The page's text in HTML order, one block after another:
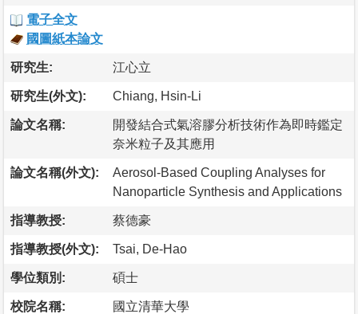
電子全文
國圖紙本論文
研究生: 江心立
研究生(外文): Chiang, Hsin-Li
論文名稱:
開發結合式氣溶膠分析技術作為即時鑑定
奈米粒子及其應用
論文名稱(外文):
Aerosol-Based Coupling Analyses for
Nanoparticle Synthesis and Applications
指導教授: 蔡德豪
指導教授(外文): Tsai, De-Hao
學位類別: 碩士
校院名稱: 國立清華大學